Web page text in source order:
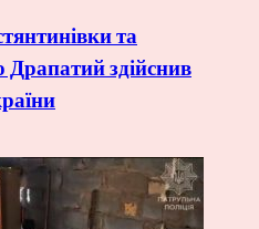
та
здійснив